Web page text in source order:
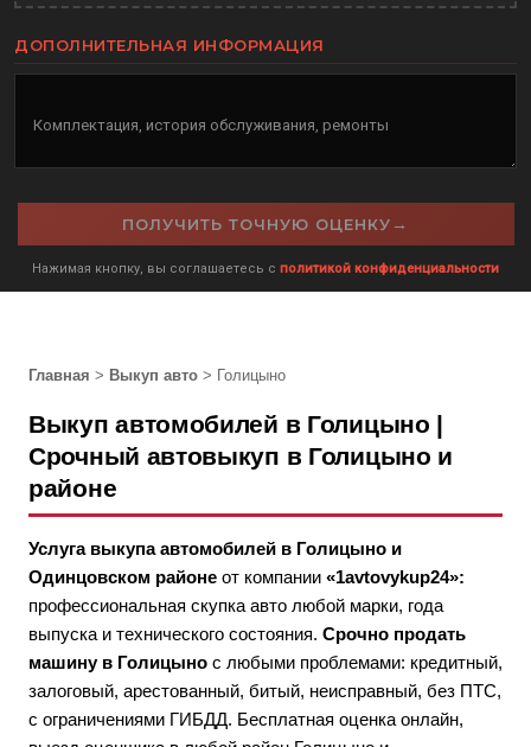
ДОПОЛНИТЕЛЬНАЯ ИНФОРМАЦИЯ
Комплектация, история обслуживания, ремонты
ПОЛУЧИТЬ ТОЧНУЮ ОЦЕНКУ →
Нажимая кнопку, вы соглашаетесь с политикой конфиденциальности
Главная > Выкуп авто > Голицыно
Выкуп автомобилей в Голицыно |
Срочный автовыкуп в Голицыно и
районе
Услуга выкупа автомобилей в Голицыно и
Одинцовском районе от компании «1avtovykup24»:
профессиональная скупка авто любой марки, года
выпуска и технического состояния. Срочно продать
машину в Голицыно с любыми проблемами: кредитный,
залоговый, арестованный, битый, неисправный, без ПТС,
с ограничениями ГИБДД. Бесплатная оценка онлайн,